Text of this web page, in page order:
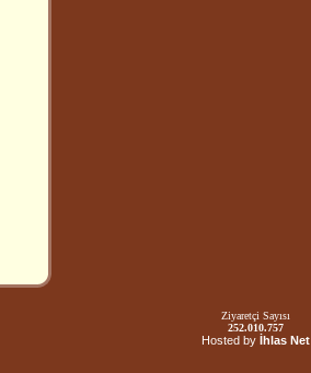
Ziyaretçi Sayısı
252.010.757
Hosted by İhlas Net